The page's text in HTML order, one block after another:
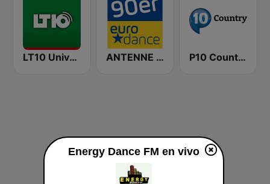
LT10 Universidad Nacional ANTENNE BAYERN 90er Eurodance P10 Country
Energy Dance FM en vivo